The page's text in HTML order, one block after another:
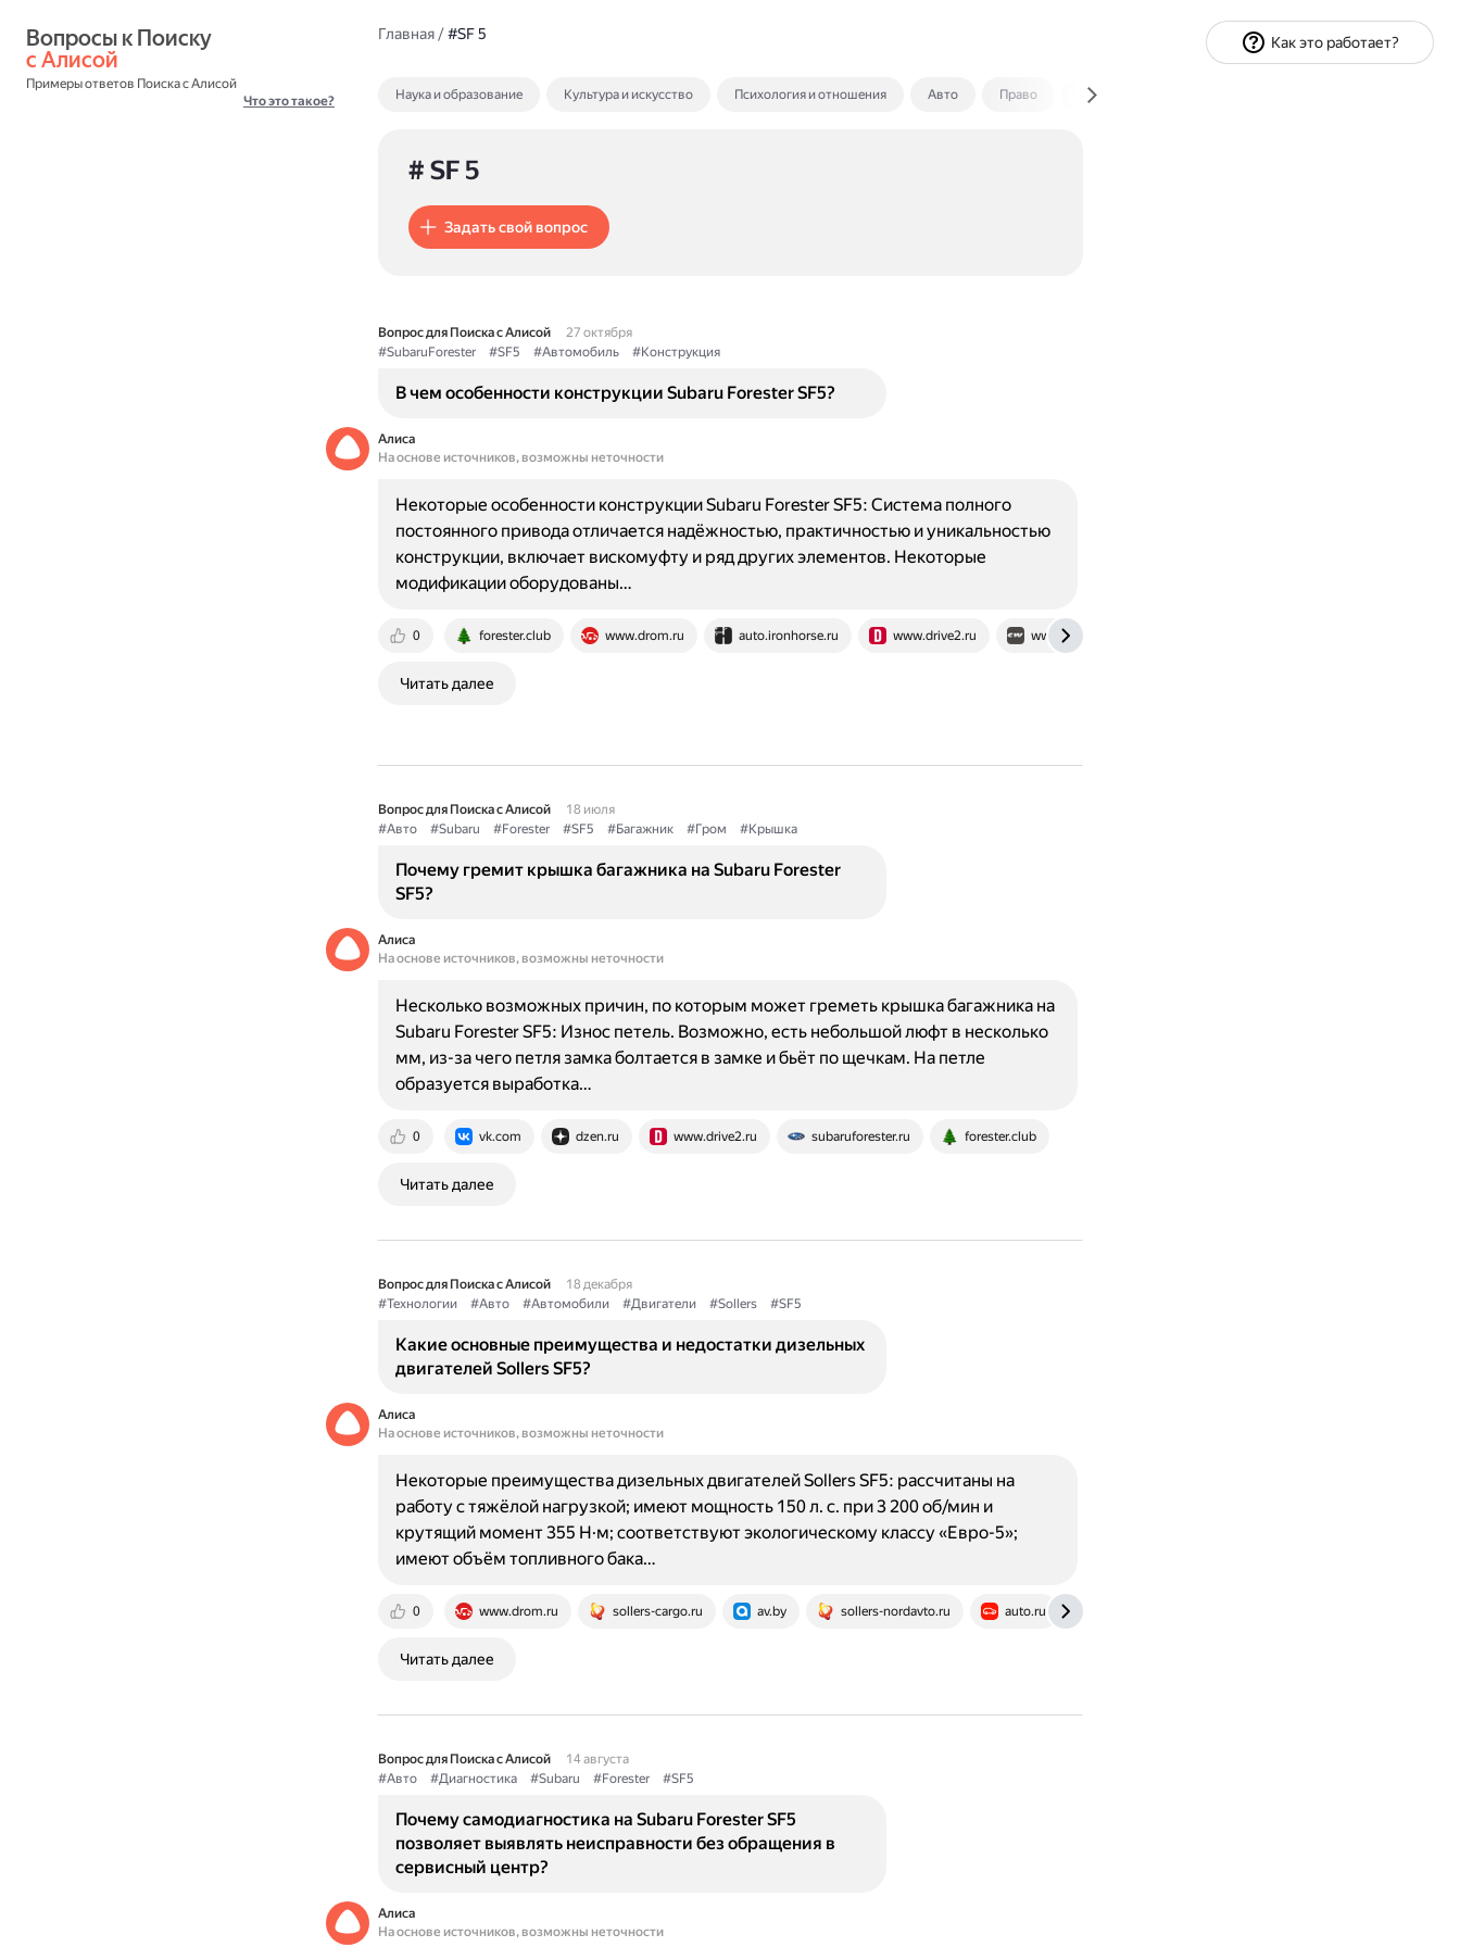
с Алисой
Примеры ответов Поиска с Алисой
Что это такое?
Главная/#SF 5
Наука и образование Культура и искусство Психология и отношения Авто Право Экономика и финансы
# SF 5
Задать свой вопрос
Вопрос для Поиска с Алисой
27 октября
#SubaruForester
#SF5 #Автомобиль #Конструкция
В чем особенности конструкции Subaru Forester SF5?
Алиса
На основе источников, возможны неточности
0 forester.club www.drom.ru auto.ironhorse.ru www.drive2.ru www.carwin.ru
Некоторые особенности конструкции Subaru Forester SF5: Система полного
постоянного привода отличается надёжностью, практичностью и уникальностью
конструкции, включает вискомуфту и ряд других элементов. Некоторые
модификации оборудованы…
Читать далее
Вопрос для Поиска с Алисой
18 июля
#Авто
#Subaru #Forester #SF5 #Багажник #Гром #Крышка
Почему гремит крышка багажника на Subaru Forester
SF5?
Алиса
На основе источников, возможны неточности
0 vk.com dzen.ru www.drive2.ru subaruforester.ru forester.club
Несколько возможных причин, по которым может греметь крышка багажника на
Subaru Forester SF5: Износ петель. Возможно, есть небольшой люфт в несколько
мм, из-за чего петля замка болтается в замке и бьёт по щечкам. На петле
образуется выработка…
Читать далее
Вопрос для Поиска с Алисой
18 декабря
#Технологии
#Авто #Автомобили #Двигатели #Sollers #SF5
Какие основные преимущества и недостатки дизельных
двигателей Sollers SF5?
Алиса
На основе источников, возможны неточности
0 www.drom.ru sollers-cargo.ru av.by sollers-nordavto.ru auto.ru
Некоторые преимущества дизельных двигателей Sollers SF5: рассчитаны на
работу с тяжёлой нагрузкой; имеют мощность 150 л. с. при 3 200 об/мин и
крутящий момент 355 Н·м; соответствуют экологическому классу «Евро-5»;
имеют объём топливного бака…
Читать далее
Вопрос для Поиска с Алисой
14 августа
#Авто
#Диагностика #Subaru #Forester #SF5
Почему самодиагностика на Subaru Forester SF5
позволяет выявлять неисправности без обращения в
сервисный центр?
Алиса
На основе источников, возможны неточности
Как это работает?